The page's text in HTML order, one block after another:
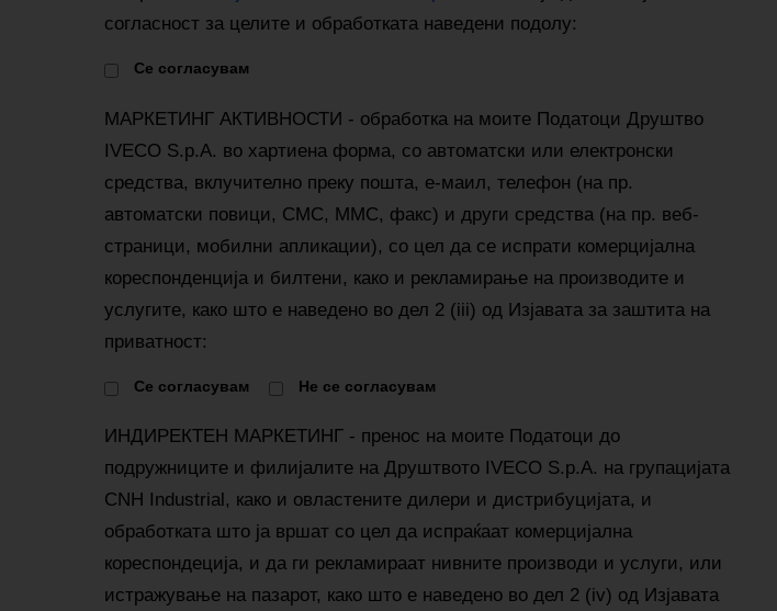
согласност за целите и обработката наведени подолу:
Cе согласувам
МАРКЕТИНГ АКТИВНОСТИ - обработка на моите Податоци Друштво
IVECO S.p.A. во хартиена форма, со автоматски или електронски
средства, вклучително преку пошта, е-маил, телефон (на пр.
автоматски повици, СМС, ММС, факс) и други средства (на пр. веб-
страници, мобилни апликации), со цел да се испрати комерцијална
кореспонденција и билтени, како и рекламирање на производите и
услугите, како што е наведено во дел 2 (iii) од Изјавата за заштита на
приватност:
Cе согласувам Не се согласувам
ИНДИРЕКТЕН МАРКЕТИНГ - пренос на моите Податоци до
подружниците и филијалите на Друштвото IVECO S.p.A. на групацијата
CNH Industrial, како и овластените дилери и дистрибуцијата, и
обработката што ја вршат со цел да испраќаат комерцијална
кореспондеција, и да ги рекламираат нивните производи и услуги, или
истражување на пазарот, како што е наведено во дел 2 (iv) од Изјавата